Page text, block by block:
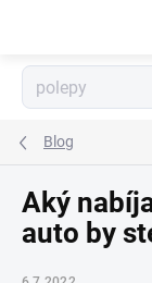
Blog
Aký
auto by